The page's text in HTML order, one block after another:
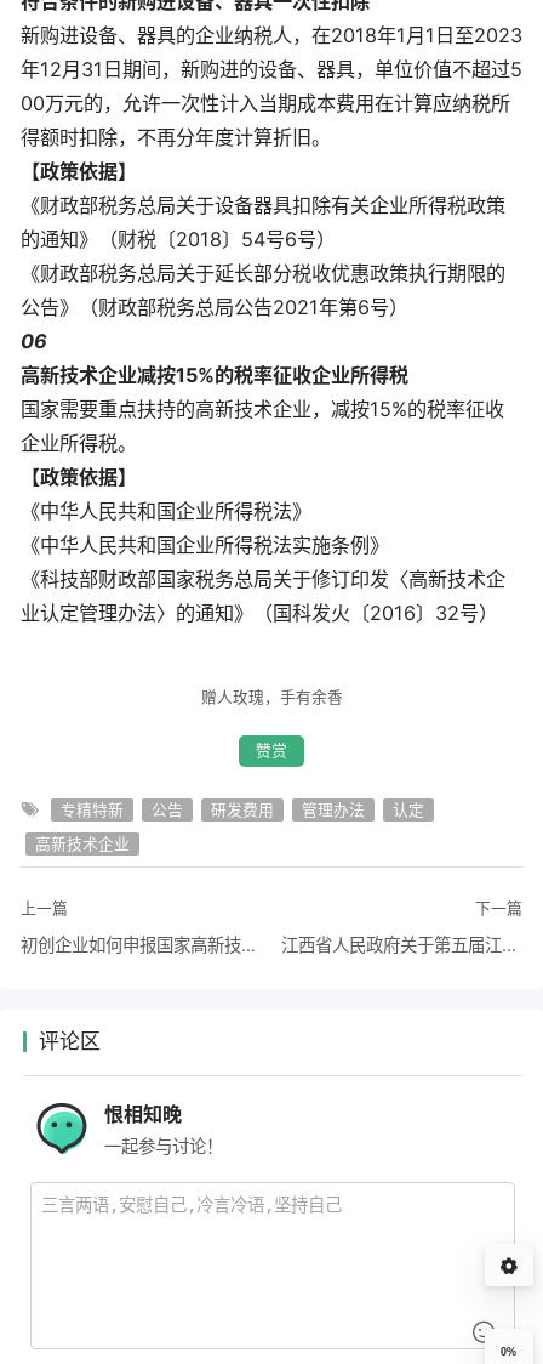
新购进设备、器具的企业纳税人，在2018年1月1日至2023
年12月31日期间，新购进的设备、器具，单位价值不超过5
00万元的，允许一次性计入当期成本费用在计算应纳税所
得额时扣除，不再分年度计算折旧。
【政策依据】
《财政部税务总局关于设备器具扣除有关企业所得税政策
的通知》（财税〔2018〕54号6号）
《财政部税务总局关于延长部分税收优惠政策执行期限的
公告》（财政部税务总局公告2021年第6号）
06
高新技术企业减按15%的税率征收企业所得税
国家需要重点扶持的高新技术企业，减按15%的税率征收
企业所得税。
【政策依据】
《中华人民共和国企业所得税法》
《中华人民共和国企业所得税法实施条例》
《科技部财政部国家税务总局关于修订印发〈高新技术企
业认定管理办法〉的通知》（国科发火〔2016〕32号）
赠人玫瑰，手有余香
赞赏
专精特新 公告 研发费用 管理办法
认定
高新技术企业
上一篇
初创企业如何申报国家高新技术企业？？
下一篇
江西省人民政府关于第五届江西省专利奖授奖的决定
评论区
恨相知晚
一起参与讨论！
0%